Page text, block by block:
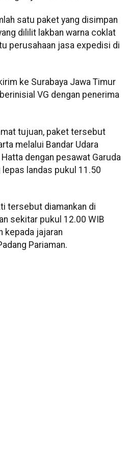
satu paket yang disimpan
dililit lakban warna coklat
perusahaan jasa expedisi di
ke Surabaya Jawa Timur
VG dengan penerima
tujuan, paket tersebut
melalui Bandar Udara
dengan pesawat Garuda
lepas landas pukul 11.50
tersebut diamankan di
sekitar pukul 12.00 WIB
kepada jajaran
Pariaman.